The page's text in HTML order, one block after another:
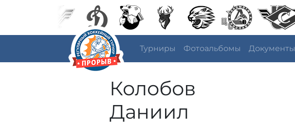
Турниры Фотоальбомы Документы
Колобов
Даниил